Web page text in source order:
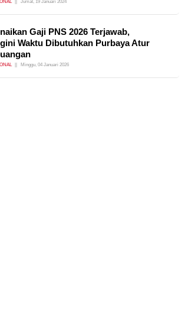
Gaji PNS 2026 Terjawab,
Waktu Dibutuhkan Purbaya Atur
Minggu, 04 Januari 2026